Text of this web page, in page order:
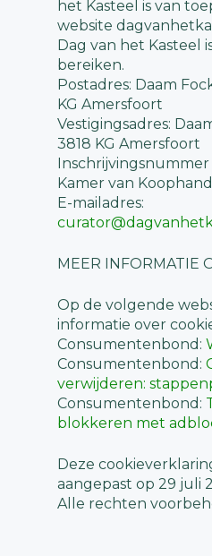
het Kasteel is van
website
Dag van het Kasteel
bereiken.
Postadres: Daam
KG Amersfoort
Vestigingsadres:
3818 KG Amersfoort
Kamer van
E-mailadres:
MEER INFORMATIE
Op de volgende
informatie over
Consumentenbond:
Consumentenbond:
verwijderen:
Consumentenbond:
blokkeren met
Deze
aangepast op 29 juli
Alle rechten